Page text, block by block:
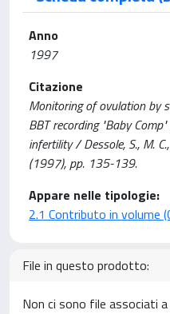
Anno
1997
Citazione
Monitoring of ovulation by
BBT recording "Baby
infertility / Dessole, S., M. C.,
(1997), pp. 135-139.
Appare nelle tipologie:
2.1 Contributo in volume
File in questo prodotto:
Non ci sono file associati